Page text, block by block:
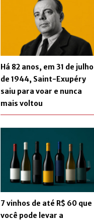
Há 82 anos, em 31 de julho
de 1944, Saint-Exupéry
saiu para voar e nunca
mais voltou
7 vinhos de até R$ 60 que
você pode levar a